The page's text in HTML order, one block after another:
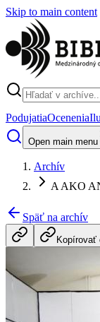
Skip to main content
PodujatiaOcenenia
Open main menu
Archív
A AKO
Späť na archív
Kopírovať